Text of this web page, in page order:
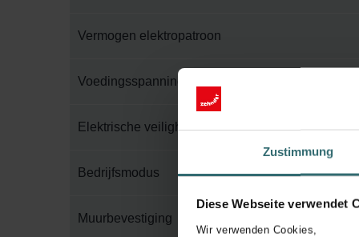
Zustimmung
Diese Webseite verwendet
Wir verwenden Cookies,
Vermogen elektropatroon
Voedingsspanning
Elektrische veiligheidsklasse
Bedrijfsmodus
Muurbevestiging